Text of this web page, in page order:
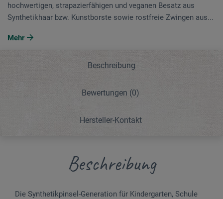
hochwertigen, strapazierfähigen und veganen Besatz aus
Synthetikhaar bzw. Kunstborste sowie rostfreie Zwingen aus...
Mehr
Beschreibung
Bewertungen (0)
Hersteller-Kontakt
Beschreibung
Die Synthetikpinsel-Generation für Kindergarten, Schule